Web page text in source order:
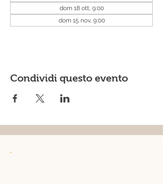
dom 18 ott, 9:00
dom 15 nov, 9:00
Condividi questo evento